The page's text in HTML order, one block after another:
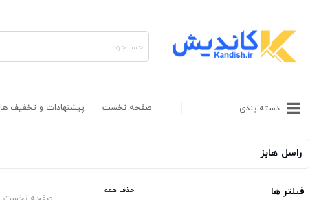
دسته بندی صفحه نخست پیشنهادات و تخفیف ها
راسل هابز
فیلتر ها حذف همه
صفحه نخست